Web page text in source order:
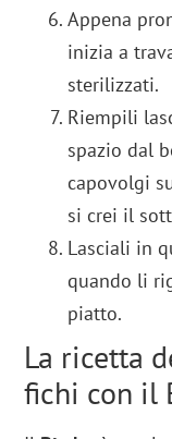
Appena
inizia a
sterilizzati.
Riempili
spazio dal
capovolgi
si crei il
Lasciali in
quando li
piatto.
La ricetta
fichi con il